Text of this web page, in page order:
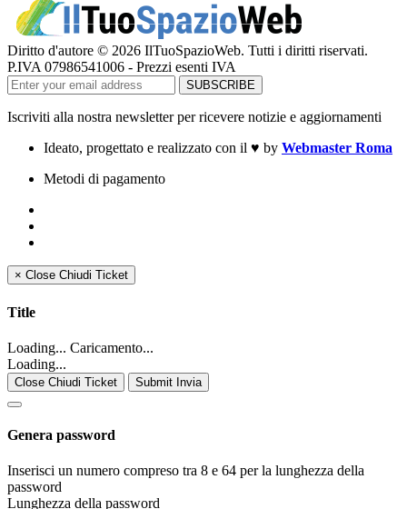
Diritto d'autore © 2026 IlTuoSpazioWeb. Tutti i diritti riservati.
P.IVA 07986541006 - Prezzi esenti IVA
Iscriviti alla nostra newsletter per ricevere notizie e aggiornamenti
Ideato, progettato e realizzato con il ♥ by Webmaster Roma
Metodi di pagamento
× Close Chiudi Ticket
Title
Loading... Caricamento...
Loading...
Close Chiudi Ticket Submit Invia
Genera password
Inserisci un numero compreso tra 8 e 64 per la lunghezza della
password
Lunghezza della password